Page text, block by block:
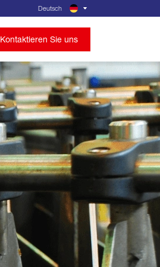
Deutsch
Kontaktieren Sie uns